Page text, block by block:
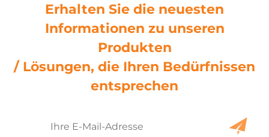
Erhalten Sie die neuesten
Informationen zu unseren
Produkten
/ Lösungen, die Ihren Bedürfnissen
entsprechen